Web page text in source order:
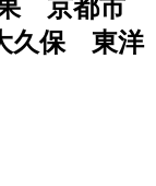
京都市
久保 東洋